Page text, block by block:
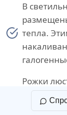
В
тепла.
Рожки
в